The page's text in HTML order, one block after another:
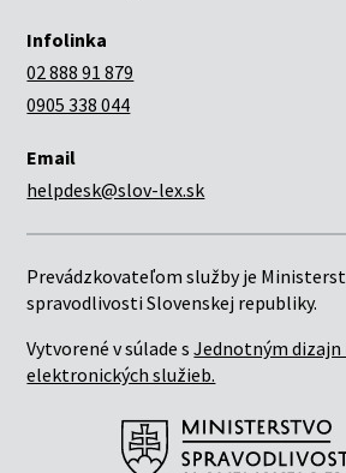
Infolinka
02 888 91 879
0905 338 044
Email
helpdesk@slov-lex.sk
Prevádzkovateľom služby je
spravodlivosti Slovenskej republiky.
Vytvorené v súlade sJednotným
elektronických služieb.